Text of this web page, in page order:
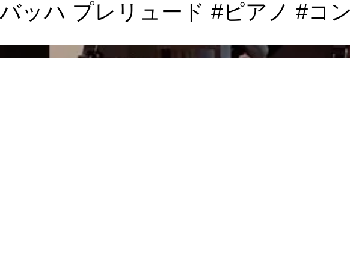
ッハ プレリュード #ピアノ #コ